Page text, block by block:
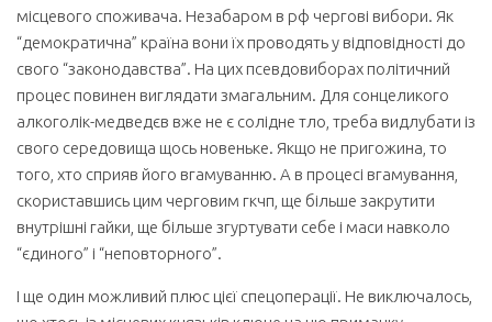
місцевого споживача. Незабаром в рф чергові вибори. Як
“демократична” країна вони їх проводять у відповідності до
свого “законодавства”. На цих псевдовиборах політичний
процес повинен виглядати змагальним. Для сонцеликого
алкоголік-медведєв вже не є солідне тло, треба видлубати із
свого середовища щось новеньке. Якщо не пригожина, то
того, хто сприяв його вгамуванню. А в процесі вгамування,
скориставшись цим черговим гкчп, ще більше закрутити
внутрішні гайки, ще більше згуртувати себе і маси навколо
“єдиного” і “неповторного”.
І ще один можливий плюс цієї спецоперації. Не виключалось,